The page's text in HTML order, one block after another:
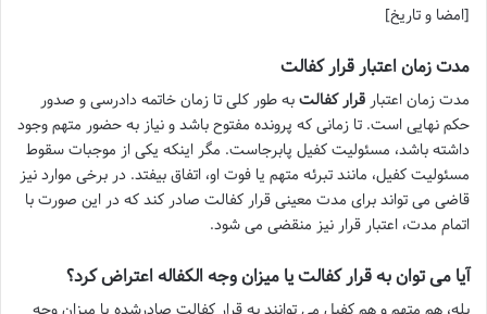
[امضا و تاریخ]
مدت زمان اعتبار قرار کفالت
مدت زمان اعتبار قرار کفالتبه طور کلی تا زمان خاتمه دادرسی و صدور
حکم نهایی است. تا زمانی که پرونده مفتوح باشد و نیاز به حضور متهم وجود
داشته باشد، مسئولیت کفیل پابرجاست. مگر اینکه یکی از موجبات سقوط
مسئولیت کفیل، مانند تبرئه متهم یا فوت او، اتفاق بیفتد. در برخی موارد نیز
قاضی می تواند برای مدت معینی قرار کفالت صادر کند که در این صورت با
اتمام مدت، اعتبار قرار نیز منقضی می شود.
آیا می توان به قرار کفالت یا میزان وجه الکفاله اعتراض کرد؟